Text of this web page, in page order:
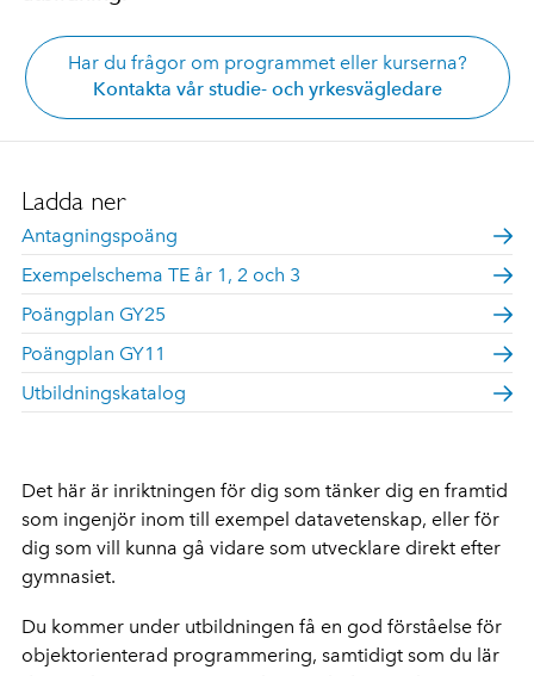
Har du frågor om programmet eller kurserna?
Kontakta vår studie- och yrkesvägledare
Ladda ner
Antagningspoäng
Exempelschema TE år 1, 2 och 3
Poängplan GY25
Poängplan GY11
Utbildningskatalog
Det här är inriktningen för dig som tänker dig en framtid
som ingenjör inom till exempel datavetenskap, eller för
dig som vill kunna gå vidare som utvecklare direkt efter
gymnasiet.
Du kommer under utbildningen få en god förståelse för
objektorienterad programmering, samtidigt som du lär